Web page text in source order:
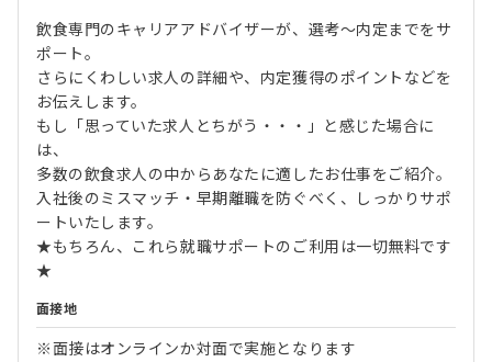
飲食専門のキャリアアドバイザーが、選考～内定までをサ
ポート。
さらにくわしい求人の詳細や、内定獲得のポイントなどを
お伝えします。
もし「思っていた求人とちがう・・・」と感じた場合に
は、
多数の飲食求人の中からあなたに適したお仕事をご紹介。
入社後のミスマッチ・早期離職を防ぐべく、しっかりサポ
ートいたします。
★もちろん、これら就職サポートのご利用は一切無料です
★
面接地
※面接はオンラインか対面で実施となります